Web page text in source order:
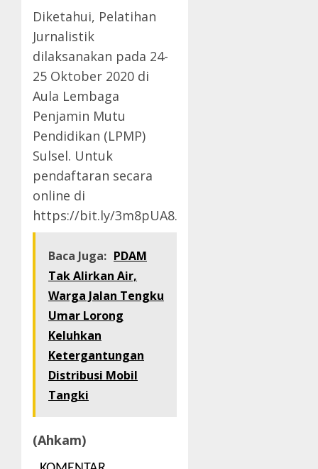
Diketahui, Pelatihan
Jurnalistik
dilaksanakan pada 24-
25 Oktober 2020 di
Aula Lembaga
Penjamin Mutu
Pendidikan (LPMP)
Sulsel. Untuk
pendaftaran secara
online di
https://bit.ly/3m8pUA8.
Baca Juga: PDAM
Tak Alirkan Air,
Warga Jalan Tengku
Umar Lorong
Keluhkan
Ketergantungan
Distribusi Mobil
Tangki
(Ahkam)